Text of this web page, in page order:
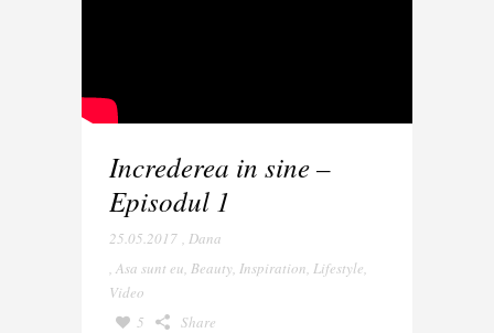
Increderea in sine –
Episodul 1
25.05.2017 , Dana
, Asa sunt eu, Beauty, Inspiration, Lifestyle,
Video
5
Share